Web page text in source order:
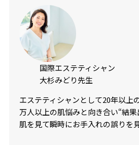
国際エステティシャン
大杉みどり先生
エステティシャンとして20年以上
万人以上の肌悩みと向き合い“結果
肌を見て瞬時にお手入れの誤りを
もつことから「人間肌診断機」の